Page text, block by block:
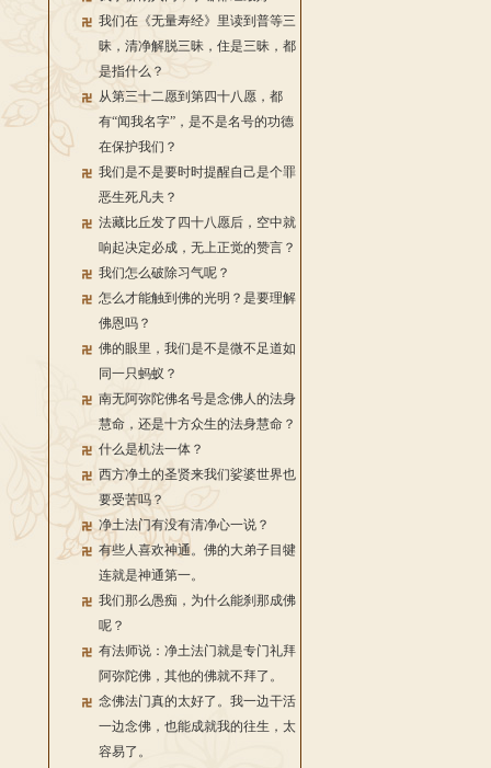
我们在《无量寿经》里读到普等三
昧，清净解脱三昧，住是三昧，都
是指什么？
从第三十二愿到第四十八愿，都
有“闻我名字”，是不是名号的功德
在保护我们？
我们是不是要时时提醒自己是个罪
恶生死凡夫？
法藏比丘发了四十八愿后，空中就
响起决定必成，无上正觉的赞言？
我们怎么破除习气呢？
怎么才能触到佛的光明？是要理解
佛恩吗？
佛的眼里，我们是不是微不足道如
同一只蚂蚁？
南无阿弥陀佛名号是念佛人的法身
慧命，还是十方众生的法身慧命？
什么是机法一体？
西方净土的圣贤来我们娑婆世界也
要受苦吗？
净土法门有没有清净心一说？
有些人喜欢神通。佛的大弟子目犍
连就是神通第一。
我们那么愚痴，为什么能刹那成佛
呢？
有法师说：净土法门就是专门礼拜
阿弥陀佛，其他的佛就不拜了。
念佛法门真的太好了。我一边干活
一边念佛，也能成就我的往生，太
容易了。